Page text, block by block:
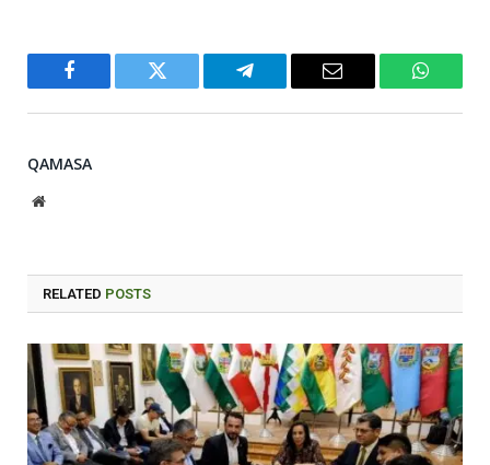
Facebook Twitter Telegram Email
QAMASA
Website
RELATED POSTS